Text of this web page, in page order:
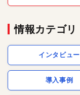
情報カテゴリ
インタビュー
導入事例